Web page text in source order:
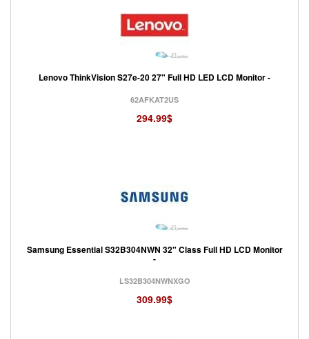
Lenovo ThinkVision S27e-20 27" Full HD LED LCD Monitor -
62AFKAT2US
294.99$
Samsung Essential S32B304NWN 32" Class Full HD LCD Monitor
-
LS32B304NWNXGO
309.99$